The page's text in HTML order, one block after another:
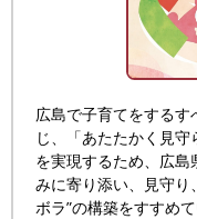
広島で子育てをする
じ、「あたたかく見
を実現するため、広
みに寄り添い、見守り
ボラ”の構築をすすめて